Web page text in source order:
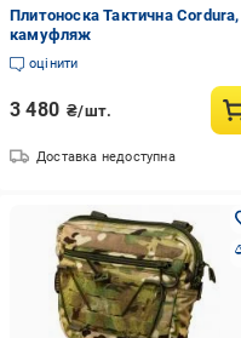
Плитоноска Тактична Сordura,
камуфляж
оцінити
3 480 ₴/шт.
Доставка недоступна